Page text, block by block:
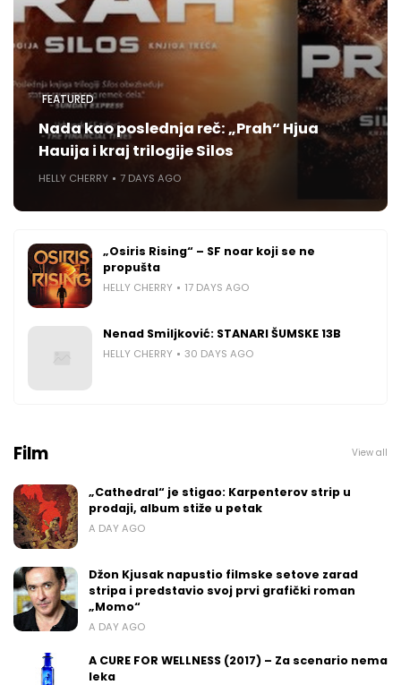
FEATURED
Nada kao poslednja reč: „Prah“ Hjua
Hauija i kraj trilogije Silos
HELLY CHERRY 7 DAYS AGO
„Osiris Rising“ – SF noar koji se ne
propušta
HELLY CHERRY 17 DAYS AGO
Nenad Smiljković: STANARI ŠUMSKE 13B
HELLY CHERRY 30 DAYS AGO
Film View all
„Cathedral“ je stigao: Karpenterov strip u
prodaji, album stiže u petak
A DAY AGO
Džon Kjusak napustio filmske setove zarad
stripa i predstavio svoj prvi grafički roman
„Momo“
A DAY AGO
A CURE FOR WELLNESS (2017) – Za scenario nema
leka